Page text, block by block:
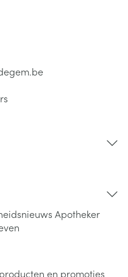
Apotheker
en promoties